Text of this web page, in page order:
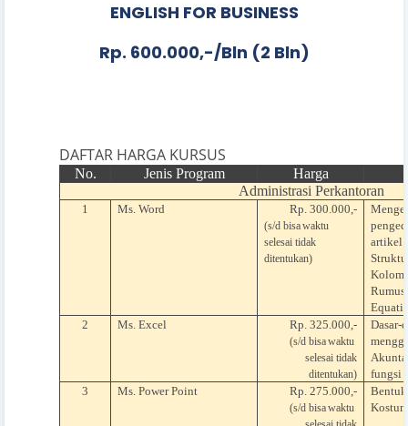
ENGLISH FOR BUSINESS
Rp. 600.000,-/Bln (2 Bln)
DAFTAR HARGA KURSUS
No. Jenis Program
Harga
Administrasi Perkantoran
1 Ms. Word Rp. 300.000,-
(s/d bisawaktu
selesai tidak
ditentukan)
artikel
Kolom
2
Ms. Excel Rp. 325.000,-
(s/d bisawaktu
selesai tidak
ditentukan)
Dasar-
fungsi
3
Ms. Power Point Rp. 275.000,-
(s/d bisawaktu
Bentuk